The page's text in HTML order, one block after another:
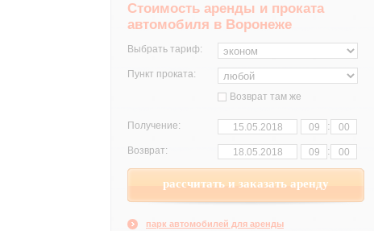
Стоимость аренды и проката
автомобиля в Воронеже
Выбрать тариф:
Пункт проката:
Возврат там же
Получение: :
Возврат: :
парк автомобилей для аренды